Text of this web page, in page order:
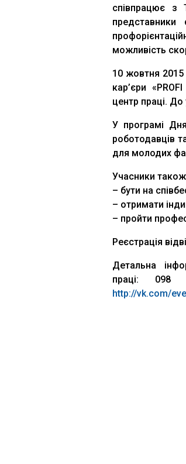
співпрацює з
можливість
10 жовтня 2015
кар’єри
центр праці. До
У програмі
роботодавців
для молодих
Учасники
– бути на
– отримати
– пройти
Реєстрація
Детальна
праці:
http://vk.com/